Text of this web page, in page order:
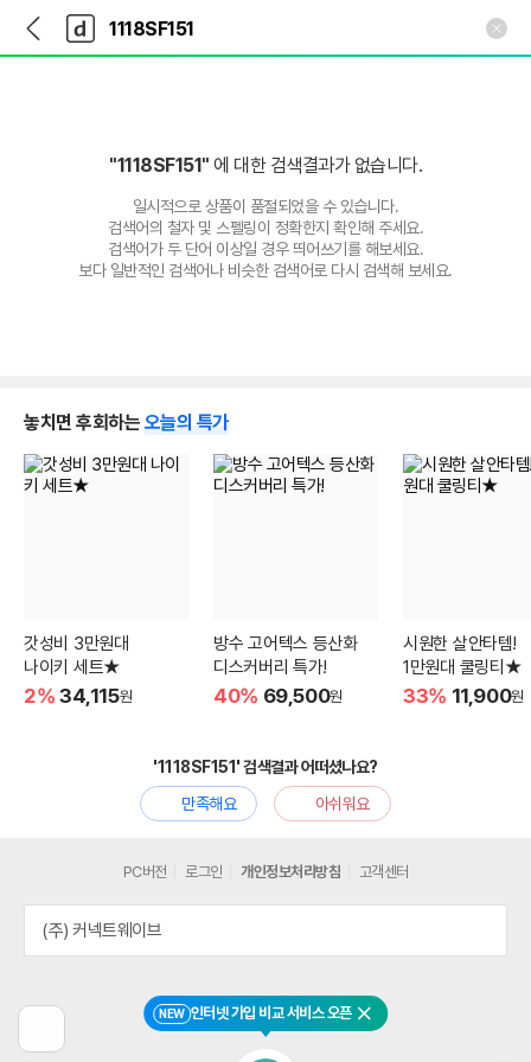
다
나
와
가
다
와
"1118SF151" 에 대한 검색결과가 없습니다.
일시적으로 상품이 품절되었을 수 있습니다.
검색어의 철자 및 스펠링이 정확한지 확인해 주세요.
검색어가 두 단어 이상일 경우 띄어쓰기를 해보세요.
보다 일반적인 검색어나 비슷한 검색어로 다시 검색해 보세요.
놓치면 후회하는 오늘의 특가
갓성비 3만원대
나이키 세트★
2% 34,115원
방수 고어텍스 등산화
디스커버리 특가!
40% 69,500원
시원한 살안타템!
1만원대 쿨링티★
33% 11,900원
'1118SF151' 검색결과 어떠셨나요?
만족해요
아쉬워요
전
NEW 인터넷 가입 비교 서비스 오픈 닫기
PC버전 로그인 개인정보처리방침 고객센터
(주) 커넥트웨이브